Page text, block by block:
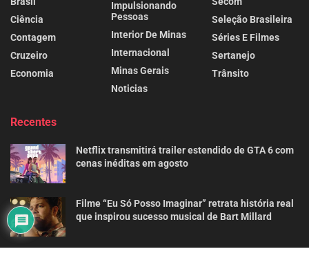
Ciência
Contagem
Cruzeiro
Economia
Impulsionando
Pessoas
Interior De Minas
Internacional
Minas Gerais
Noticias
Seleção Brasileira
Séries E Filmes
Sertanejo
Trânsito
Recentes
Netflix transmitirá trailer estendido de GTA 6 com
cenas inéditas em agosto
Filme “Eu Só Posso Imaginar” retrata história real
que inspirou sucesso musical de Bart Millard